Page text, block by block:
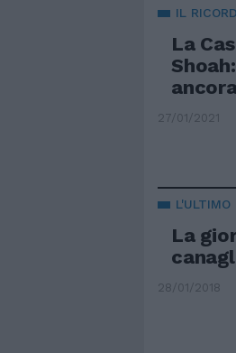
IL
La
27/01/2021
L'ULTIMO
La
28/01/2018